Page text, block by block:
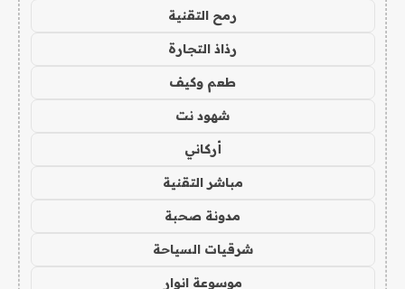
رمح التقنية
رذاذ التجارة
طعم وكيف
شهود نت
أركاني
مباشر التقنية
مدونة صحبة
شرقيات السياحة
موسوعة انوار